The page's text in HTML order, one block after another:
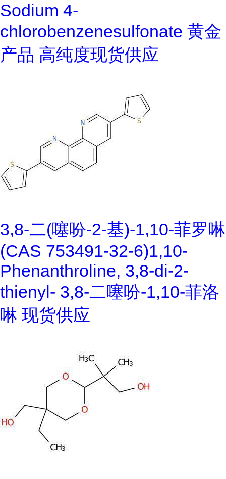
Sodium 4-
chlorobenzenesulfonate 黄金
产品 高纯度现货供应
3,8-二(噻吩-2-基)-1,10-菲罗啉
(CAS 753491-32-6)1,10-
Phenanthroline, 3,8-di-2-
thienyl- 3,8-二噻吩-1,10-菲洛
啉 现货供应